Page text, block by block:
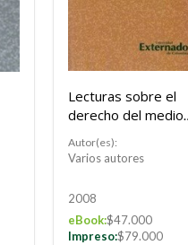
Lecturas sobre el
derecho del medio
Autor(es):
Varios autores
2008
eBook:$47.000
Impreso:$79.000